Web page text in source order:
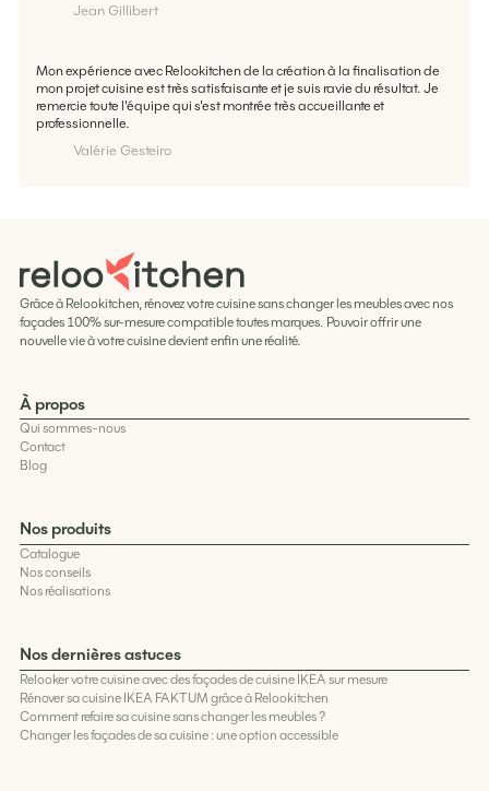
Jean Gillibert
Mon expérience avec Relookitchen de la création à la finalisation de
mon projet cuisine est très satisfaisante et je suis ravie du résultat. Je
remercie toute l'équipe qui s'est montrée très accueillante et
professionnelle.
Valérie Gesteiro
Grâce à Relookitchen, rénovez votre cuisine sans changer les meubles avec nos
façades 100% sur-mesure compatible toutes marques. Pouvoir offrir une
nouvelle vie à votre cuisine devient enfin une réalité.
À propos
Qui sommes-nous
Contact
Blog
Nos produits
Catalogue
Nos conseils
Nos réalisations
Nos dernières astuces
Relooker votre cuisine avec des façades de cuisine IKEA sur mesure
Rénover sa cuisine IKEA FAKTUM grâce à Relookitchen
Comment refaire sa cuisine sans changer les meubles ?
Changer les façades de sa cuisine : une option accessible